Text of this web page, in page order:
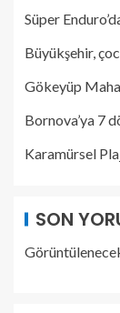
Süper
Büyükşehir,
Gökeyüp
Bornova’ya 7
Karamürsel
SON